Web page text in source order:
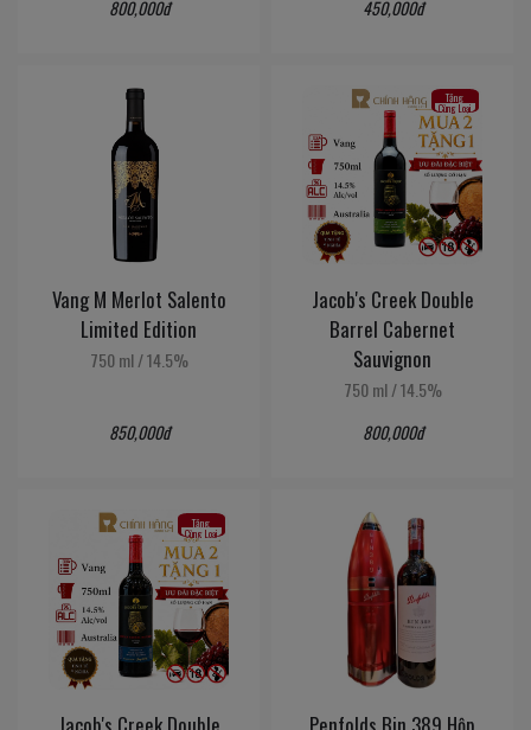
800,000đ
450,000đ
Vang M Merlot Salento
Limited Edition
750 ml/14.5%
850,000đ
Tặng
Cùng Loại
Jacob's Creek Double
Barrel Cabernet
Sauvignon
750 ml/14.5%
800,000đ
Tặng
Cùng Loại